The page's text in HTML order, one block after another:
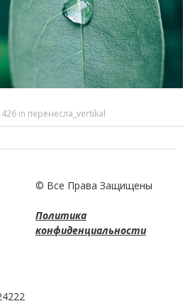
in перенесла_vertikal
© Все Права Защищены
Политика
конфиденциальности